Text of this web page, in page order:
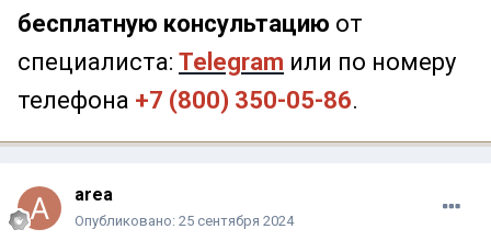
бесплатную консультацию от
специалиста: Telegram или по номеру
телефона +7 (800) 350-05-86.
area
Опубликовано: 25 сентября 2024